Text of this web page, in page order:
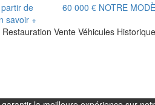
de 60 000 € NOTRE
savoir +
Restauration Vente Véhicules